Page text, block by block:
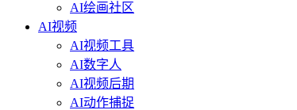
AI绘画社区
AI视频
AI视频工具
AI数字人
AI视频后期
AI动作捕捉